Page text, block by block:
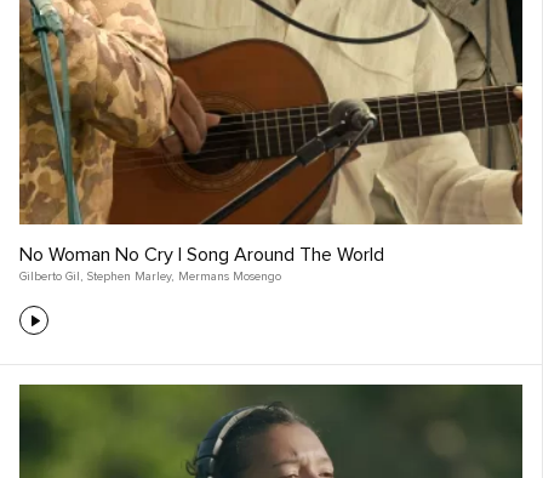
No Woman No Cry | Song Around The World
Gilberto Gil , Stephen Marley, Mermans Mosengo